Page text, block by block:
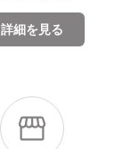
詳細を見る